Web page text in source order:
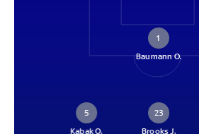
1
Baumann O.
5
Kabak O.
23
Brooks J.